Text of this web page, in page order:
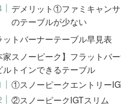
デメリット①ファミキャン
のテーブルが少ない
ットバーナーテーブル早見表
家スノーピーク】フラットバ
ルトインできるテーブル
①スノーピークエントリー
②スノーピークIGTスリム